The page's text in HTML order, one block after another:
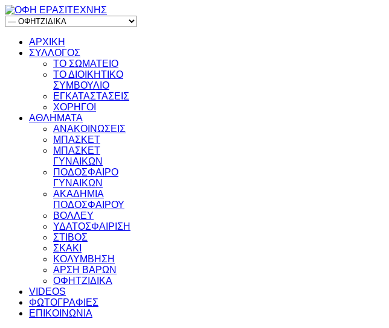
ΑΡΧΙΚΗ
ΣΥΛΛΟΓΟΣ
ΤΟ ΣΩΜΑΤΕΙΟ
ΤΟ ΔΙΟΙΚΗΤΙΚΟ
ΣΥΜΒΟΥΛΙΟ
ΕΓΚΑΤΑΣΤΑΣΕΙΣ
ΧΟΡΗΓΟΙ
ΑΘΛΗΜΑΤΑ
ΑΝΑΚΟΙΝΩΣΕΙΣ
ΜΠΑΣΚΕΤ
ΜΠΑΣΚΕΤ
ΓΥΝΑΙΚΩΝ
ΠΟΔΟΣΦΑΙΡΟ
ΓΥΝΑΙΚΩΝ
ΑΚΑΔΗΜΙΑ
ΠΟΔΟΣΦΑΙΡΟΥ
ΒΟΛΛΕΥ
ΥΔΑΤΟΣΦΑΙΡΙΣΗ
ΣΤΙΒΟΣ
ΣΚΑΚΙ
ΚΟΛΥΜΒΗΣΗ
ΑΡΣΗ ΒΑΡΩΝ
ΟΦΗΤΖΙΔΙΚΑ
VIDEOS
ΦΩΤΟΓΡΑΦΙΕΣ
ΕΠΙΚΟΙΝΩΝΙΑ